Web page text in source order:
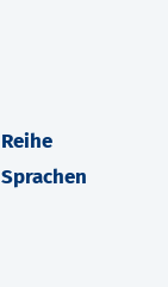
Reihe
Sprachen